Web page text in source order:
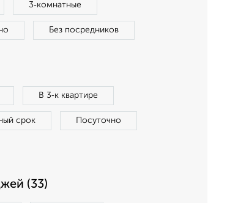
3‑комнатные
Без посредников
В 3‑к квартире
срок Посуточно
(33)